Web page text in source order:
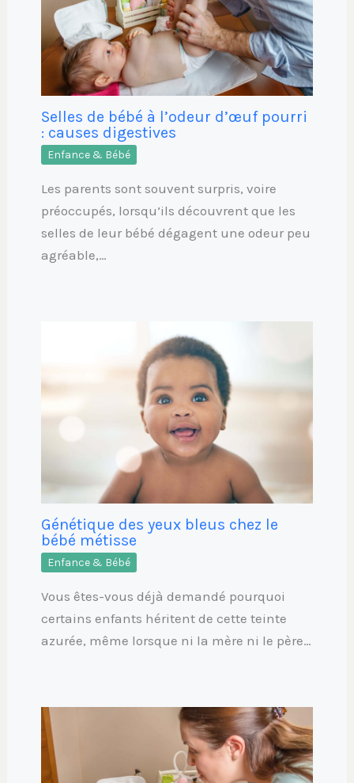
Selles de bébé à l’odeur d’œuf pourri
: causes digestives
Enfance & Bébé
Les parents sont souvent surpris, voire
préoccupés, lorsqu’ils découvrent que les
selles de leur bébé dégagent une odeur peu
agréable,…
Génétique des yeux bleus chez le
bébé métisse
Enfance & Bébé
Vous êtes-vous déjà demandé pourquoi
certains enfants héritent de cette teinte
azurée, même lorsque ni la mère ni le père…